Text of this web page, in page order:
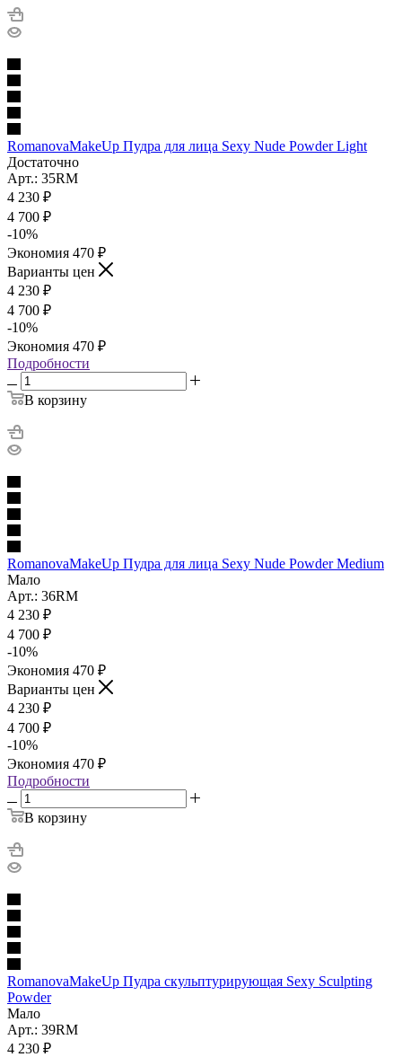
RomanovaMakeUp Пудра для лица Sexy Nude Powder Light
Достаточно
Арт.: 35RM
4 230 ₽
4 700 ₽
-10%
Экономия 470 ₽
Варианты цен
4 230 ₽
4 700 ₽
-10%
Экономия 470 ₽
Подробности
В корзину
RomanovaMakeUp Пудра для лица Sexy Nude Powder Medium
Мало
Арт.: 36RM
4 230 ₽
4 700 ₽
-10%
Экономия 470 ₽
Варианты цен
4 230 ₽
4 700 ₽
-10%
Экономия 470 ₽
Подробности
В корзину
RomanovaMakeUp Пудра скульптурирующая Sexy Sculpting
Powder
Мало
Арт.: 39RM
4 230 ₽